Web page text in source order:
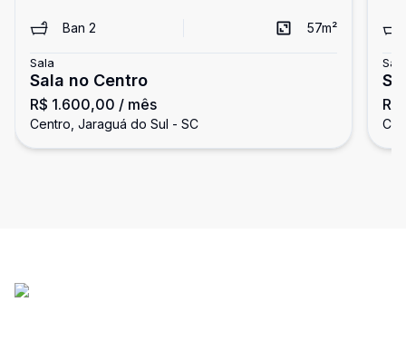
Ban 2 57m²
Sala
Sala no Centro
R$ 1.600,00 / mês
Centro, Jaraguá do Sul - SC
Sala
do